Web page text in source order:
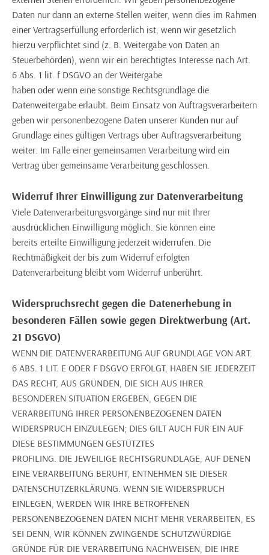
Daten nur dann an externe Stellen weiter, wenn dies im Rahmen
einer Vertragserfüllung erforderlich ist, wenn wir gesetzlich
hierzu verpflichtet sind (z. B. Weitergabe von Daten an
Steuerbehörden), wenn wir ein berechtigtes Interesse nach Art.
6 Abs. 1 lit. f DSGVO an der Weitergabe
haben oder wenn eine sonstige Rechtsgrundlage die
Datenweitergabe erlaubt. Beim Einsatz von Auftragsverarbeitern
geben wir personenbezogene Daten unserer Kunden nur auf
Grundlage eines gültigen Vertrags über Auftragsverarbeitung
weiter. Im Falle einer gemeinsamen Verarbeitung wird ein
Vertrag über gemeinsame Verarbeitung geschlossen.
Widerruf Ihrer Einwilligung zur Datenverarbeitung
Viele Datenverarbeitungsvorgänge sind nur mit Ihrer
ausdrücklichen Einwilligung möglich. Sie können eine
bereits erteilte Einwilligung jederzeit widerrufen. Die
Rechtmäßigkeit der bis zum Widerruf erfolgten
Datenverarbeitung bleibt vom Widerruf unberührt.
Widerspruchsrecht gegen die Datenerhebung in
besonderen Fällen sowie gegen Direktwerbung (Art.
21 DSGVO)
WENN DIE DATENVERARBEITUNG AUF GRUNDLAGE VON ART.
6 ABS. 1 LIT. E ODER F DSGVO ERFOLGT, HABEN SIE JEDERZEIT
DAS RECHT, AUS GRÜNDEN, DIE SICH AUS IHRER
BESONDEREN SITUATION ERGEBEN, GEGEN DIE
VERARBEITUNG IHRER PERSONENBEZOGENEN DATEN
WIDERSPRUCH EINZULEGEN; DIES GILT AUCH FÜR EIN AUF
DIESE BESTIMMUNGEN GESTÜTZTES
PROFILING. DIE JEWEILIGE RECHTSGRUNDLAGE, AUF DENEN
EINE VERARBEITUNG BERUHT, ENTNEHMEN SIE DIESER
DATENSCHUTZERKLÄRUNG. WENN SIE WIDERSPRUCH
EINLEGEN, WERDEN WIR IHRE BETROFFENEN
PERSONENBEZOGENEN DATEN NICHT MEHR VERARBEITEN, ES
SEI DENN, WIR KÖNNEN ZWINGENDE SCHUTZWÜRDIGE
GRÜNDE FÜR DIE VERARBEITUNG NACHWEISEN, DIE IHRE